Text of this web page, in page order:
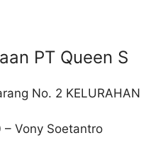
PT Queen S
No. 2 KELURAHAN
Vony Soetantro